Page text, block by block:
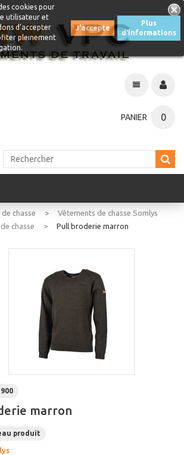
PANIER 0
cookies pour
utilisateur et
d'accepter
pleinement
J'accepte
Plus
d'informations
chasse >
Vêtements de chasse Somlys
chasse > Pull broderie marron
marron
produit